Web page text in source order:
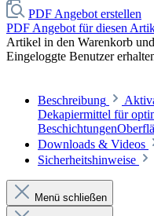
PDF Angebot erstellen
PDF Angebot für diesen
Artikel in den Warenkorb
Eingeloggte Benutzer
Beschreibung
Dekapiermittel für
Downloads & Videos
Sicherheitshinweise
Menü schließen